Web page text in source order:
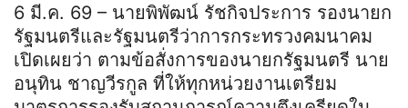
6 มี.ค. 69 – นายพิพัฒน์ รัชกิจประการ รองนายก
รัฐมนตรีและรัฐมนตรีว่าการกระทรวงคมนาคม
เปิดเผยว่า ตามข้อสั่งการของนายกรัฐมนตรี นาย
อนุทิน ชาญวีรกูล ที่ให้ทุกหน่วยงานเตรียม